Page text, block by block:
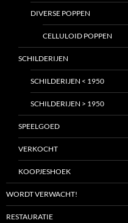
DIVERSE POPPEN
CELLULOID POPPEN
SCHILDERIJEN
SCHILDERIJEN < 1950
SCHILDERIJEN > 1950
SPEELGOED
VERKOCHT
KOOPJESHOEK
WORDT VERWACHT!
RESTAURATIE